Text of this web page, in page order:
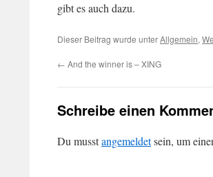
gibt es auch dazu.
Dieser Beitrag wurde unterAllgemein,
← And the winner is – XING
Schreibe einen
Du musstangemeldetsein, um